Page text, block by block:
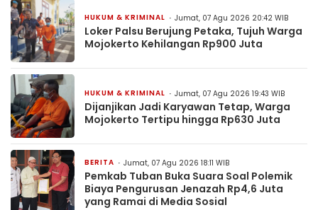
HUKUM & KRIMINAL Jumat, 07 Agu 2026 20:42 WIB
Loker Palsu Berujung Petaka, Tujuh Warga
Mojokerto Kehilangan Rp900 Juta
HUKUM & KRIMINAL Jumat, 07 Agu 2026 19:43 WIB
Dijanjikan Jadi Karyawan Tetap, Warga
Mojokerto Tertipu hingga Rp630 Juta
BERITA Jumat, 07 Agu 2026 18:11 WIB
Pemkab Tuban Buka Suara Soal Polemik
Biaya Pengurusan Jenazah Rp4,6 Juta
yang Ramai di Media Sosial